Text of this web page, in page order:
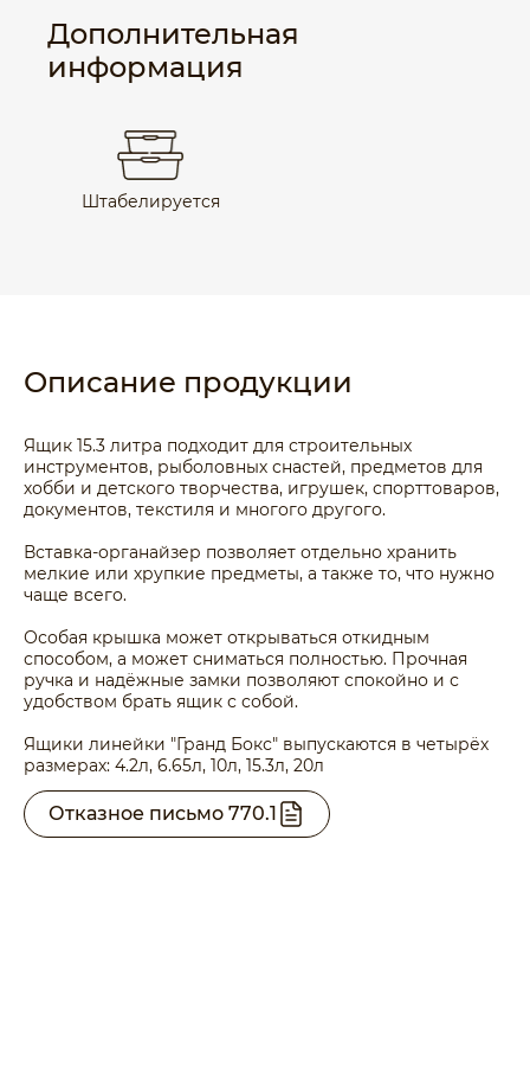
Дополнительная
информация
Штабелируется
Описание продукции
Ящик 15.3 литра подходит для строительных
инструментов, рыболовных снастей, предметов для
хобби и детского творчества, игрушек, спорттоваров,
документов, текстиля и многого другого.
Вставка-органайзер позволяет отдельно хранить
мелкие или хрупкие предметы, а также то, что нужно
чаще всего.
Особая крышка может открываться откидным
способом, а может сниматься полностью. Прочная
ручка и надёжные замки позволяют спокойно и с
удобством брать ящик с собой.
Ящики линейки "Гранд Бокс" выпускаются в четырёх
размерах: 4.2л, 6.65л, 10л, 15.3л, 20л
Отказное письмо 770.1